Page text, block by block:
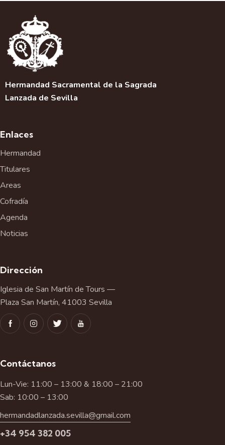
Hermandad Sacramental de la Sagrada
Lanzada de Sevilla
Enlaces
Hermandad
Titulares
Areas
Cofradía
Agenda
Noticias
Dirección
Iglesia de San Martín de Tours —
Plaza San Martín, 41003 Sevilla
Contáctanos
Lun-Vie: 11:00 – 13:00 & 18:00 – 21:00
Sab: 10:00 – 13:00
hermandadlanzada.sevilla@gmail.com
+34 954 382 005